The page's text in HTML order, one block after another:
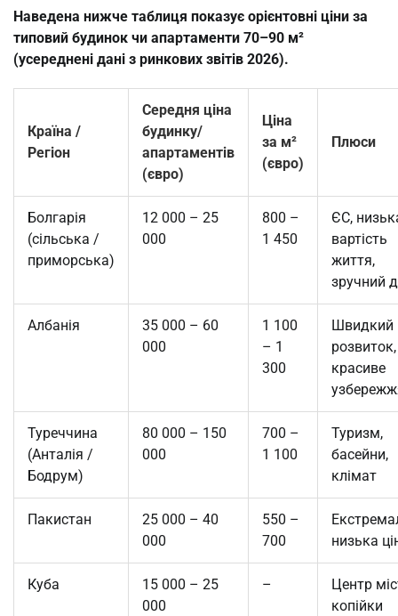
Наведена нижче таблиця показує орієнтовні ціни за
типовий будинок чи апартаменти 70–90 м²
(усереднені дані з ринкових звітів 2026).
Країна /
Регіон
Середня ціна
будинку/
апартаментів
(євро)
Ціна
за м²
(євро)
Плюси
Болгарія
(сільська /
приморська)
12 000 – 25
000
800 –
1 450
ЄС,
вартість
життя,
зручний
Албанія
35 000 – 60
000
1 100
– 1
300
Швидкий
розвиток,
красиве
Туреччина
(Анталія /
Бодрум)
80 000 – 150
000
700 –
1 100
Туризм,
басейни,
клімат
Пакистан
25 000 – 40
000
550 –
700
низька
Куба
15 000 – 25
000
–
Центр
копійки